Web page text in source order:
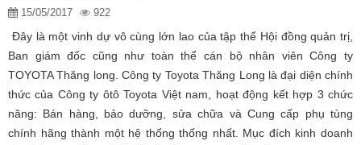
15/05/2017 922
Đây là một vinh dự vô cùng lớn lao của tập thể Hội đồng quản trị,
Ban giám đốc cũng như toàn thể cán bộ nhân viên Công ty
TOYOTA Thăng long. Công ty Toyota Thăng Long là đại diện chính
thức của Công ty ôtô Toyota Việt nam, hoạt động kết hợp 3 chức
năng: Bán hàng, bảo dưỡng, sửa chữa và Cung cấp phụ tùng
chính hãng thành một hệ thống thống nhất. Mục đích kinh doanh